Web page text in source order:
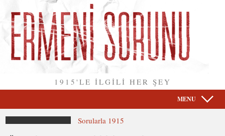
1915'LE İLGİLİ HER ŞEY
MENU
Sorularla 1915